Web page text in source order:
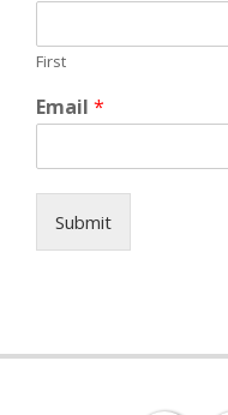
First
Email *
Submit